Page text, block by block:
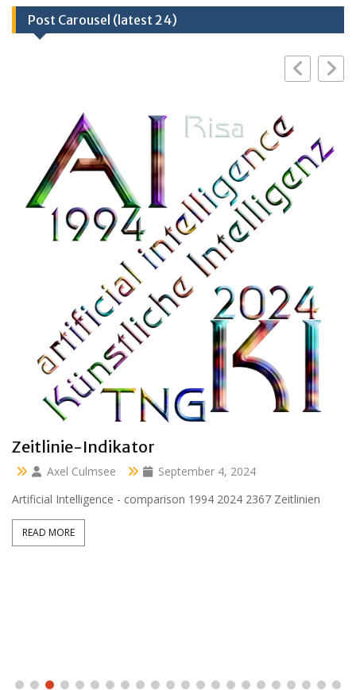
Post Carousel (latest 24)
Clara 47 months
Axel Culmsee
April 13, 2024
Aussidor Clara inmitten Frühling unter Obstbaumblüte
READ MORE